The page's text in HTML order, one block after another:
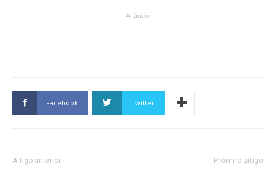
Anúncio
Facebook Twitter
Artigo anterior Próximo artigo